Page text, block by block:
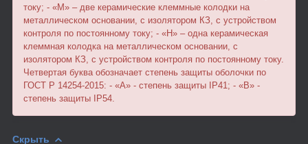
току; - «М» – две керамические клеммные колодки на
металлическом основании, с изолятором КЗ, с устройством
контроля по постоянному току; - «Н» – одна керамическая
клеммная колодка на металлическом основании, с
изолятором КЗ, с устройством контроля по постоянному току.
Четвертая буква обозначает степень защиты оболочки по
ГОСТ Р 14254-2015: - «А» - степень защиты IP41; - «В» -
степень защиты IP54.
Скрыть